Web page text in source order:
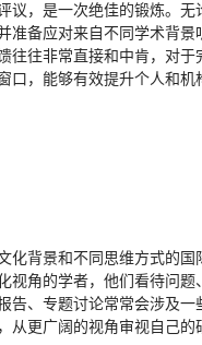
议，是一次绝佳的锻炼。
准备应对来自不同学术背
往往非常直接和中肯，对
，能够有效提升个人和机
化背景和不同思维方式的
角的学者，他们看待问题
告、专题讨论常常会涉及
从更广阔的视角审视自己